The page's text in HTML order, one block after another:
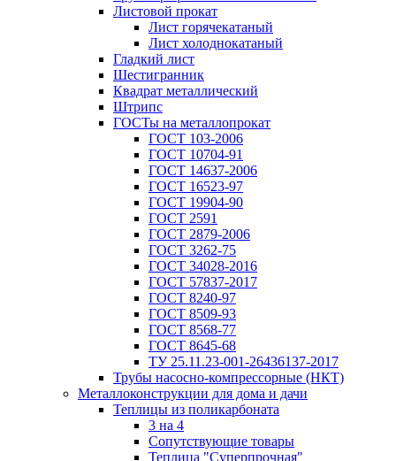
Листовой прокат
Лист горячекатаный
Лист холоднокатаный
Гладкий лист
Шестигранник
Квадрат металлический
Штрипс
ГОСТы на металлопрокат
ГОСТ 103-2006
ГОСТ 10704-91
ГОСТ 14637-2006
ГОСТ 16523-97
ГОСТ 19904-90
ГОСТ 2591
ГОСТ 2879-2006
ГОСТ 3262-75
ГОСТ 34028-2016
ГОСТ 57837-2017
ГОСТ 8240-97
ГОСТ 8509-93
ГОСТ 8568-77
ГОСТ 8645-68
ТУ 25.11.23-001-26436137-2017
Трубы насосно-компрессорные (НКТ)
Металлоконструкции для дома и дачи
Теплицы из поликарбоната
3 на 4
Сопутствующие товары
Теплица "Суперпрочная"